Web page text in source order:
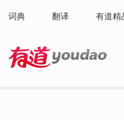
词典 翻译 有道精